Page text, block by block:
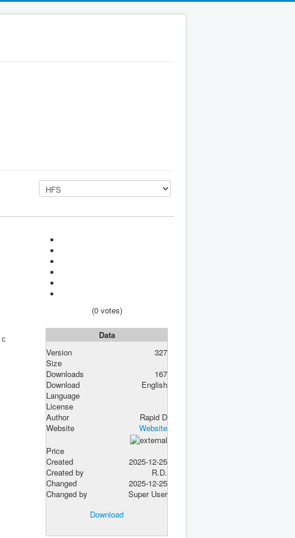
(0 votes)
Data
Version
327
Size
Downloads
167
Download
Language
English
License
Author
Rapid D
Website
Website
Price
Created
2025-12-25
Created by
R.D.
Changed
2025-12-25
Changed by
Super User
Download